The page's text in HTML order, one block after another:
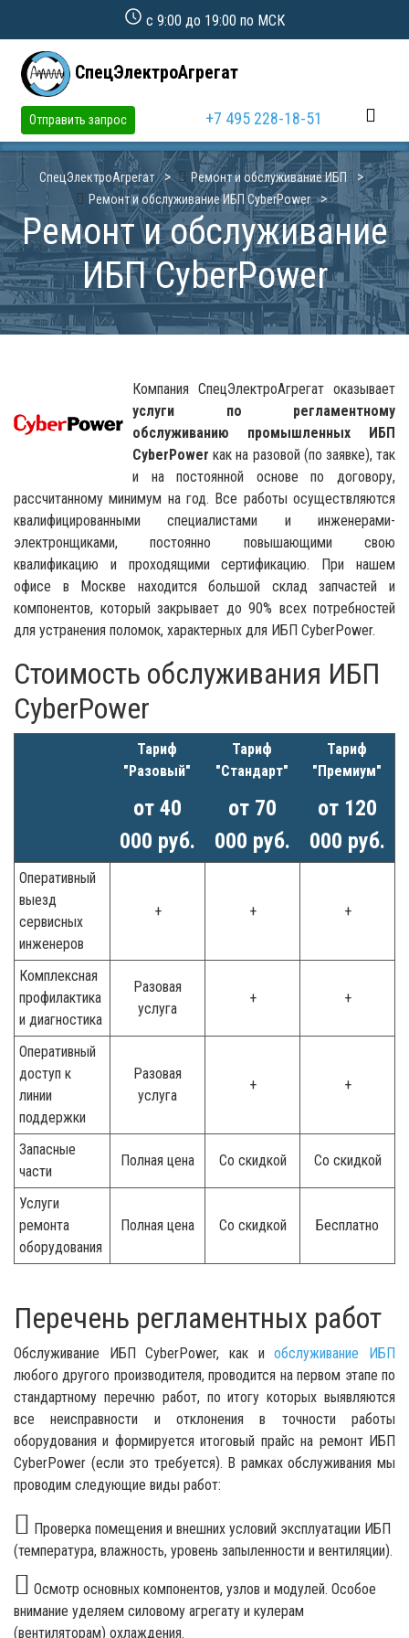
с 9:00 до 19:00 по МСК
СпецЭлектроАгрегат
Отправить запрос +7 495 228-18-51
СпецЭлектроАгрегат
Ремонт и обслуживание ИБП
Ремонт и обслуживание ИБП CyberPower
Ремонт и обслуживание
ИБП CyberPower
Компания СпецЭлектроАгрегат оказывает
услуги по регламентному
обслуживанию промышленных ИБП
CyberPower как на разовой (по заявке), так
и на постоянной основе по договору,
рассчитанному минимум на год. Все работы осуществляются
квалифицированными специалистами и инженерами-
электронщиками, постоянно повышающими свою
квалификацию и проходящими сертификацию. При нашем
офисе в Москве находится большой склад запчастей и
компонентов, который закрывает до 90% всех потребностей
для устранения поломок, характерных для ИБП CyberPower.
Стоимость обслуживания ИБП
CyberPower
Тариф
"Разовый"
Тариф
"Стандарт"
Тариф
"Премиум"
от 40
000 руб.
от 70
000 руб.
от 120
000 руб.
Оперативный
выезд
сервисных
инженеров
+ + +
Комплексная
профилактика
и диагностика
Разовая
услуга
+ +
Оперативный
доступ к
линии
поддержки
Разовая
услуга
+ +
Запасные
части
Полная цена Со скидкой Со скидкой
Услуги
ремонта
оборудования
Полная цена Со скидкой Бесплатно
Перечень регламентных работ
Обслуживание ИБП CyberPower, как иобслуживание ИБП
любого другого производителя, проводится на первом этапе по
стандартному перечню работ, по итогу которых выявляются
все неисправности и отклонения в точности работы
оборудования и формируется итоговый прайс на ремонт ИБП
CyberPower (если это требуется). В рамках обслуживания мы
проводим следующие виды работ:
Проверка помещения и внешних условий эксплуатации ИБП
(температура, влажность, уровень запыленности и вентиляции).
Осмотр основных компонентов, узлов и модулей. Особое
внимание уделяем силовому агрегату и кулерам
(вентиляторам) охлаждения.